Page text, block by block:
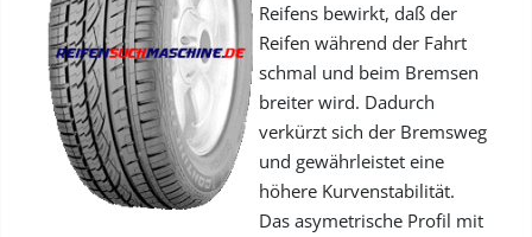
Reifens bewirkt, daß der
Reifen während der Fahrt
schmal und beim Bremsen
breiter wird. Dadurch
verkürzt sich der Bremsweg
und gewährleistet eine
höhere Kurvenstabilität.
Das asymetrische Profil mit